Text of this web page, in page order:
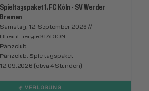
Spieltagspaket 1. FC Köln - SV Werder
Bremen
Samstag, 12. September 2026 //
RheinEnergieSTADION
Pänzclub
Pänzclub: Spieltagspaket
12.09.2026 (etwa 4 Stunden)
VERLOSUNG